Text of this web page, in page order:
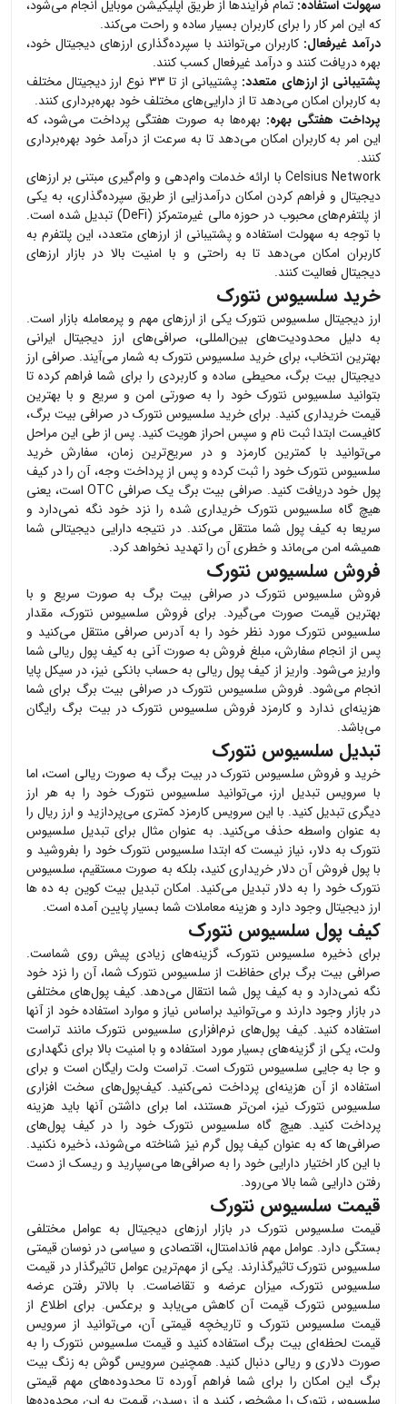
سهولت استفاده: تمام فرآیندها از طریق اپلیکیشن موبایل انجام می‌شود،
که این امر کار را برای کاربران بسیار ساده و راحت می‌کند.
درآمد غیرفعال: کاربران می‌توانند با سپرده‌گذاری ارزهای دیجیتال خود،
بهره دریافت کنند و درآمد غیرفعال کسب کنند.
پشتیبانی از ارزهای متعدد:
پشتیبانی از تا ۳۳ نوع ارز دیجیتال مختلف
به کاربران امکان می‌دهد تا از دارایی‌های مختلف خود بهره‌برداری کنند.
پرداخت هفتگی بهره: بهره‌ها به صورت هفتگی پرداخت می‌شود، که
این امر به کاربران امکان می‌دهد تا به سرعت از درآمد خود بهره‌برداری
کنند.
Celsius Network با ارائه خدمات وام‌دهی و وام‌گیری مبتنی بر ارزهای
دیجیتال و فراهم کردن امکان درآمدزایی از طریق سپرده‌گذاری، به یکی
از پلتفرم‌های محبوب در حوزه مالی غیرمتمرکز (DeFi) تبدیل شده است.
با توجه به سهولت استفاده و پشتیبانی از ارزهای متعدد، این پلتفرم به
کاربران امکان می‌دهد تا به راحتی و با امنیت بالا در بازار ارزهای
دیجیتال فعالیت کنند.
خرید سلسیوس نتورک
ارز دیجیتال سلسیوس نتورکیکی از ارزهای مهم و پرمعامله بازار است.
به دلیل محدودیت‌های بین‌المللی، صرافی‌های ارز دیجیتال ایرانی
بهترین انتخاب، برای خرید سلسیوس نتورک به شمار می‌آیند. صرافی ارز
دیجیتال بیت برگ، محیطی ساده و کاربردی را برای شما فراهم کرده تا
بتوانید سلسیوس نتورک خود را به صورتی امن و سریع و با بهترین
قیمت خریداری کنید. برای خرید سلسیوس نتورکدر صرافی بیت برگ،
کافیست ابتدا ثبت نام و سپس احراز هویت کنید. پس از طی این مراحل
می‌توانید با کمترین کارمزد و در سریع‌ترین زمان، سفارش خرید
سلسیوس نتورکخود را ثبت کرده و پس از پرداخت وجه، آن را در کیف
پول خود دریافت کنید. صرافی بیت برگ یک صرافی OTC است، یعنی
هیچ گاه سلسیوس نتورک خریداری شده را نزد خود نگه نمی‌دارد و
سریعا به کیف پول شما منتقل می‌کند. در نتیجه دارایی دیجیتالی شما
همیشه امن می‌ماند و خطری آن را تهدید نخواهد کرد.
فروش سلسیوس نتورک
فروش سلسیوس نتورکدر صرافی بیت برگ به صورت سریع و با
بهترین قیمت صورت می‌گیرد. برای فروش سلسیوس نتورک، مقدار
سلسیوس نتورک مورد نظر خود را به آدرس صرافی منتقل می‌کنید و
پس از انجام سفارش، مبلغ فروش به صورت آنی به کیف پول ریالی شما
واریز می‌شود. واریز از کیف پول ریالی به حساب بانکی نیز، در سیکل پایا
انجام می‌شود. فروش سلسیوس نتورکدر صرافی بیت برگ برای شما
هزینه‌ای ندارد و کارمزد فروش سلسیوس نتورکدر بیت برگ رایگان
می‌باشد.
تبدیل سلسیوس نتورک
خرید و فروش سلسیوس نتورکدر بیت برگ به صورت ریالی است، اما
با سرویس تبدیل ارز، می‌توانید سلسیوس نتورک خود را به هر ارز
دیگری تبدیل کنید. با این سرویس کارمزد کمتری می‌پردازید و ارز ریال را
به عنوان واسطه حذف می‌کنید. به عنوان مثال برای تبدیل سلسیوس
نتورکبه دلار، نیاز نیست که ابتدا سلسیوس نتورک خود را بفروشید و
با پول فروش آن دلار خریداری کنید، بلکه به صورت مستقیم، سلسیوس
نتورک خود را به دلار تبدیل می‌کنید. امکان تبدیل بیت کوین به ده ها
ارز دیجیتال وجود دارد و هزینه معاملات شما بسیار پایین آمده است.
کیف پول سلسیوس نتورک
برای ذخیره سلسیوس نتورک، گزینه‌های زیادی پیش روی شماست.
صرافی بیت برگ برای حفاظت از سلسیوس نتورک شما، آن را نزد خود
نگه نمی‌دارد و به کیف پول شما انتقال می‌دهد. کیف پول‌های مختلفی
در بازار وجود دارند و می‌توانید براساس نیاز و موارد استفاده خود از آنها
استفاده کنید. کیف پول‌های نرم‌افزاری سلسیوس نتورکمانند تراست
ولت، یکی از گزینه‌های بسیار مورد استفاده و با امنیت بالا برای نگهداری
و جا به جایی سلسیوس نتورک است. تراست ولت رایگان است و برای
استفاده از آن هزینه‌ای پرداخت نمی‌کنید. کیف‌پول‌های سخت افزاری
سلسیوس نتورکنیز، امن‌تر هستند، اما برای داشتن آنها باید هزینه
پرداخت کنید. هیچ گاه سلسیوس نتورک خود را در کیف پول‌های
صرافی‌ها که به عنوان کیف پول گرم نیز شناخته می‌شوند، ذخیره نکنید.
با این کار اختیار دارایی خود را به صرافی‌ها می‌سپارید و ریسک از دست
رفتن دارایی شما بالا می‌رود.
قیمت سلسیوس نتورک
قیمت سلسیوس نتورکدر بازار ارزهای دیجیتال به عوامل مختلفی
بستگی دارد. عوامل مهم فاندامنتال، اقتصادی و سیاسی در نوسان قیمتی
سلسیوس نتورک تاثیرگذارند. یکی از مهم‌ترین عوامل تاثیرگذار در قیمت
سلسیوس نتورک، میزان عرضه و تقاضاست. با بالاتر رفتن عرضه
سلسیوس نتورکقیمت آن کاهش می‌یابد و برعکس. برای اطلاع از
قیمت سلسیوس نتورک و تاریخچه قیمتی آن، می‌توانید از سرویس
قیمت لحظه‌ای بیت برگ استفاده کنید و قیمت سلسیوس نتورکرا به
صورت دلاری و ریالی دنبال کنید. همچنین سرویس گوش به زنگ بیت
برگ این امکان را برای شما فراهم آورده تا محدوده‌های مهم قیمتی
سلسیوس نتورکرا مشخص کنید و از رسیدن قیمت به این محدوده‌ها